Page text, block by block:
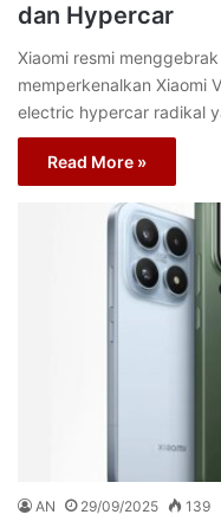
dan Hypercar
Xiaomi resmi
memperkenalkan Xiaomi
electric hypercar radikal
Read More »
AN 29/09/2025 139